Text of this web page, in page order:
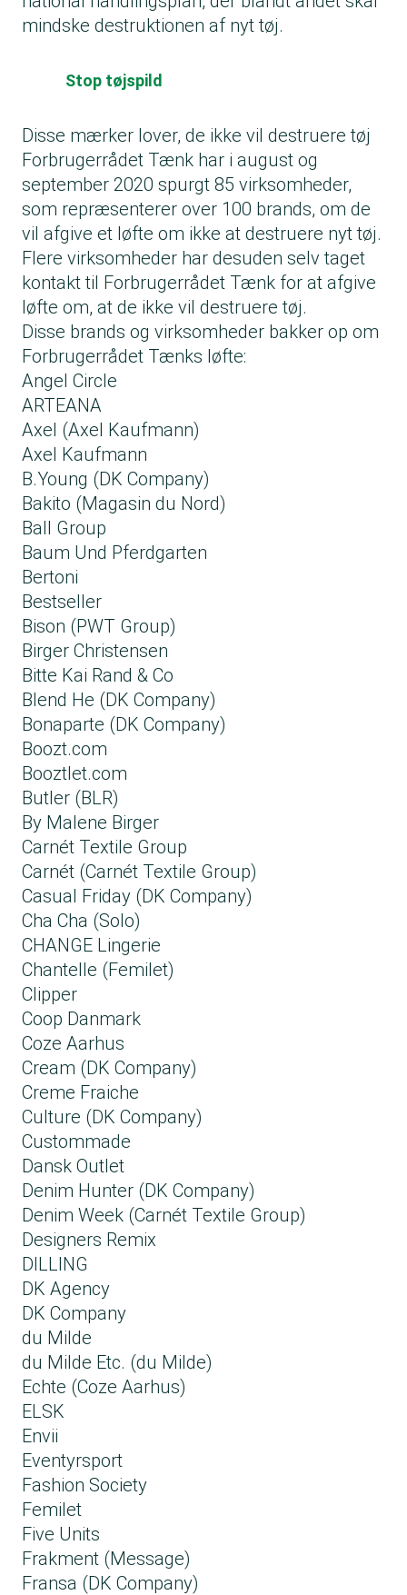
mindske destruktionen af nyt tøj.
Stop tøjspild
Disse mærker lover, de ikke vil destruere tøj
Forbrugerrådet Tænk har i august og
september 2020 spurgt 85 virksomheder,
som repræsenterer over 100 brands, om de
vil afgive et løfte om ikke at destruere nyt tøj.
Flere virksomheder har desuden selv taget
kontakt til Forbrugerrådet Tænk for at afgive
løfte om, at de ikke vil destruere tøj.
Disse brands og virksomheder bakker op om
Forbrugerrådet Tænks løfte:
Angel Circle
ARTEANA
Axel (Axel Kaufmann)
Axel Kaufmann
B.Young (DK Company)
Bakito (Magasin du Nord)
Ball Group
Baum Und Pferdgarten
Bertoni
Bestseller
Bison (PWT Group)
Birger Christensen
Bitte Kai Rand & Co
Blend He (DK Company)
Bonaparte (DK Company)
Boozt.com
Booztlet.com
Butler (BLR)
By Malene Birger
Carnét Textile Group
Carnét (Carnét Textile Group)
Casual Friday (DK Company)
Cha Cha (Solo)
CHANGE Lingerie
Chantelle (Femilet)
Clipper
Coop Danmark
Coze Aarhus
Cream (DK Company)
Creme Fraiche
Culture (DK Company)
Custommade
Dansk Outlet
Denim Hunter (DK Company)
Denim Week (Carnét Textile Group)
Designers Remix
DILLING
DK Agency
DK Company
du Milde
du Milde Etc. (du Milde)
Echte (Coze Aarhus)
ELSK
Envii
Eventyrsport
Fashion Society
Femilet
Five Units
Frakment (Message)
Fransa (DK Company)